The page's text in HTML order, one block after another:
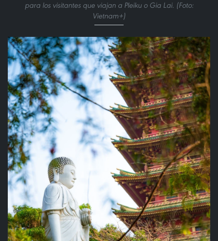
para los visitantes que viajan a Pleiku o Gia Lai. (Foto:
Vietnam+)